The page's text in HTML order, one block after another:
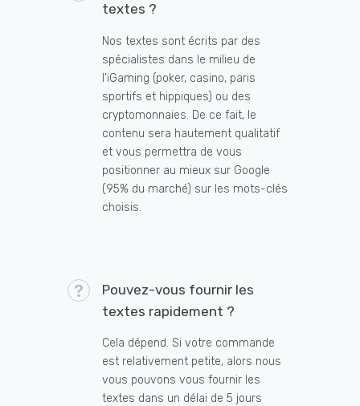
textes ?
Nos textes sont écrits par des
spécialistes dans le milieu de
l'iGaming (poker, casino, paris
sportifs et hippiques) ou des
cryptomonnaies. De ce fait, le
contenu sera hautement qualitatif
et vous permettra de vous
positionner au mieux sur Google
(95% du marché) sur les mots-clés
choisis.
Pouvez-vous fournir les
textes rapidement ?
Cela dépend. Si votre commande
est relativement petite, alors nous
vous pouvons vous fournir les
textes dans un délai de 5 jours